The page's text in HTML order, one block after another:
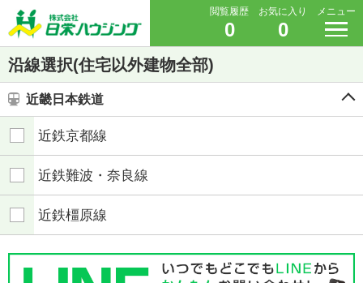
閲覧履歴
0
お気に入り
0
メニュー
沿線選択(住宅以外建物全部)
近畿日本鉄道
近鉄京都線
近鉄難波・奈良線
近鉄橿原線